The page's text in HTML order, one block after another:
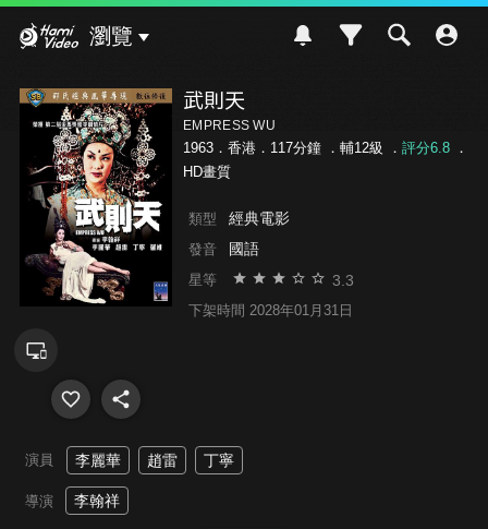
瀏覽
武則天
EMPRESS WU
1963．香港．117分鐘 ． 輔12級 ． 評分6.8．
HD畫質
類型 經典電影
發音 國語
星等 3.3
下架時間 2028年01月31日
演員 李麗華 趙雷 丁寧
導演 李翰祥